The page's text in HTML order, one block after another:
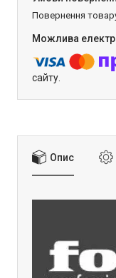
повернення
сайту.
Опис